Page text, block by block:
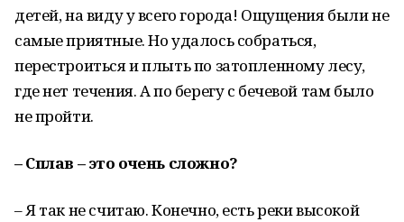
детей, на виду у всего города! Ощущения были не
самые приятные. Но удалось собраться,
перестроиться и плыть по затопленному лесу,
где нет течения. А по берегу с бечевой там было
не пройти.
– Сплав – это очень сложно?
– Я так не считаю. Конечно, есть реки высокой